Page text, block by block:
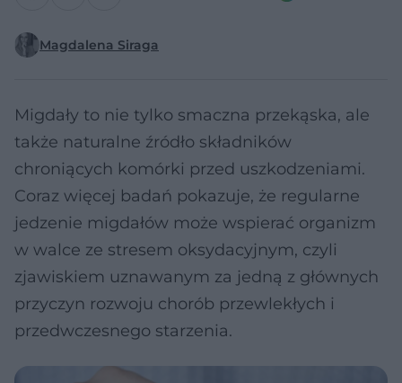
Magdalena Siraga
Migdały to nie tylko smaczna przekąska, ale
także naturalne źródło składników
chroniących komórki przed uszkodzeniami.
Coraz więcej badań pokazuje, że regularne
jedzenie migdałów może wspierać organizm
w walce ze stresem oksydacyjnym, czyli
zjawiskiem uznawanym za jedną z głównych
przyczyn rozwoju chorób przewlekłych i
przedwczesnego starzenia.